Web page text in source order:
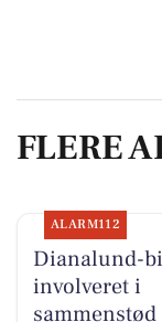
FLERE
ALARM112
Dianalund-
involveret i
sammenstød